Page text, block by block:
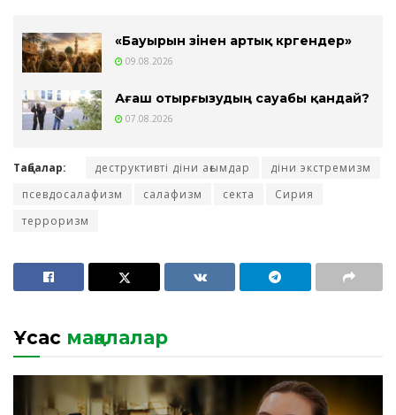
«Бауырын өзінен артық көргендер»
09.08.2026
Ағаш отырғызудың сауабы қандай?
07.08.2026
Таңбалар: деструктивті діни ағымдар
діни экстремизм
псевдосалафизм
салафизм секта
Сирия
терроризм
Ұқсас мақалалар